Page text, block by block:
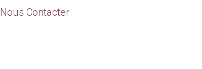
Nous Contacter